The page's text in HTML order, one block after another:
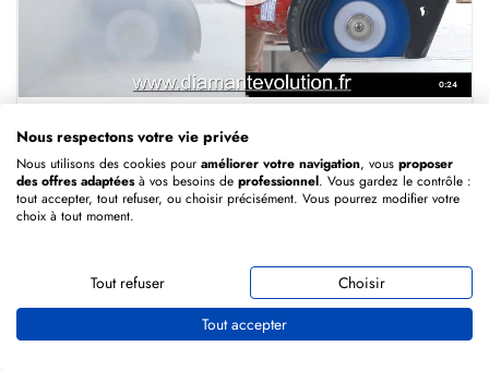
0:24
Carter d'aspiration pour meuleuse 125 mm et 230 mm
Voir le produit→
Nous respectons votre vie privée
Nous utilisons des cookies pour améliorer votre navigation, vous proposer
des offres adaptéesà vos besoins de professionnel. Vous gardez le contrôle :
tout accepter, tout refuser, ou choisir précisément. Vous pourrez modifier votre
choix à tout moment.
Tout refuser
Choisir
Tout accepter